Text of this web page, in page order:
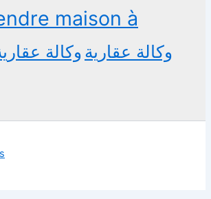
maison à
وكالة عقارية وكالة